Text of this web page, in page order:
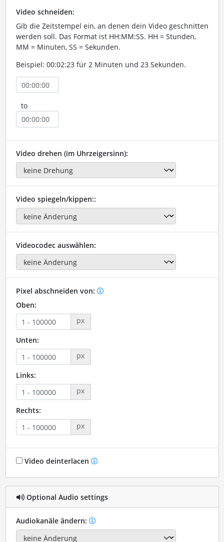
Video schneiden:
Gib die Zeitstempel ein, an denen dein Video geschnitten
werden soll. Das Format ist HH:MM:SS. HH = Stunden,
MM = Minuten, SS = Sekunden.
Beispiel: 00:02:23 für 2 Minuten und 23 Sekunden.
to
Video drehen (im Uhrzeigersinn):
Video spiegeln/kippen::
Videocodec auswählen:
Pixel abschneiden von:
Oben:
px
Unten:
px
Links:
px
Rechts:
px
Video deinterlacen
Optional Audio settings
Audiokanäle ändern: